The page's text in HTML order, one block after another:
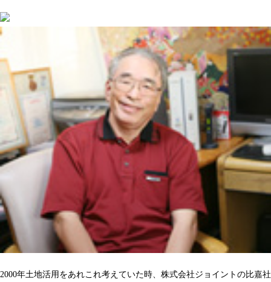
2000年土地活用をあれこれ考えていた時、株式会社ジョイントの比嘉社